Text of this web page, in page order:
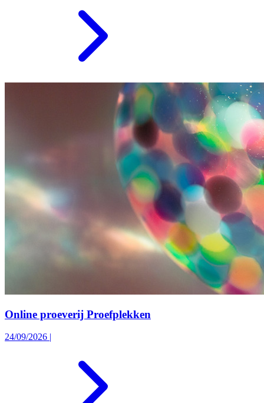
Online proeverij Proefplekken
24/09/2026 |